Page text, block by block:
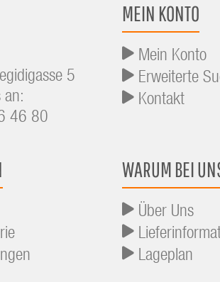
5
an:
46 80
MEIN KONTO
Mein Konto
Erweiterte
Kontakt
WARUM BEI
Über Uns
Lageplan